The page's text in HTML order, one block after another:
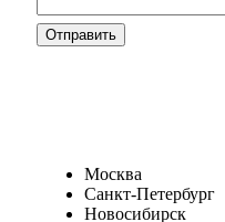
Москва
Санкт-Петербург
Новосибирск